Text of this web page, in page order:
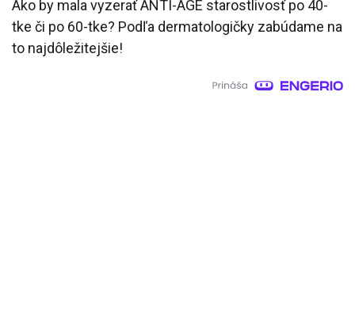
Ako by mala vyzerať ANTI-AGE starostlivosť po 40-
tke či po 60-tke? Podľa dermatologičky zabúdame na
to najdôležitejšie!